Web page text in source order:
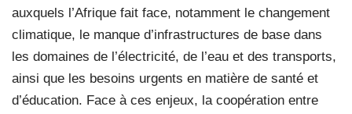
auxquels l’Afrique fait face, notamment le changement
climatique, le manque d’infrastructures de base dans
les domaines de l’électricité, de l’eau et des transports,
ainsi que les besoins urgents en matière de santé et
d’éducation. Face à ces enjeux, la coopération entre